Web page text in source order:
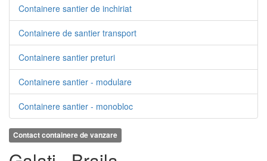
Containere santier de inchiriat
Containere de santier transport
Containere santier preturi
Containere santier - modulare
Containere santier - monobloc
Contact containere de vanzare